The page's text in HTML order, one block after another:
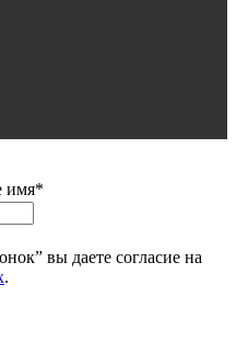
имя*
вы даете согласие на
.